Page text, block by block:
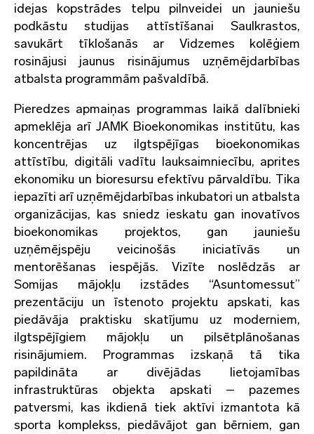
idejas kopstrādes telpu pilnveidei un jauniešu
podkāstu studijas attīstīšanai Saulkrastos,
savukārt tīklošanās ar Vidzemes kolēģiem
rosinājusi jaunus risinājumus uzņēmējdarbības
atbalsta programmām pašvaldībā.
Pieredzes apmaiņas programmas laikā dalībnieki
apmeklēja arī JAMK Bioekonomikas institūtu, kas
koncentrējas uz ilgtspējīgas bioekonomikas
attīstību, digitāli vadītu lauksaimniecību, aprites
ekonomiku un bioresursu efektīvu pārvaldību. Tika
iepazīti arī uzņēmējdarbības inkubatori un atbalsta
organizācijas, kas sniedz ieskatu gan inovatīvos
bioekonomikas projektos, gan jauniešu
uzņēmējspēju veicinošās iniciatīvās un
mentorēšanas iespējās. Vizīte noslēdzās ar
Somijas mājokļu izstādes “Asuntomessut”
prezentāciju un īstenoto projektu apskati, kas
piedāvāja praktisku skatījumu uz moderniem,
ilgtspējīgiem mājokļu un pilsētplānošanas
risinājumiem. Programmas izskaņā tā tika
papildināta ar divējādas lietojamības
infrastruktūras objekta apskati – pazemes
patversmi, kas ikdienā tiek aktīvi izmantota kā
sporta komplekss, piedāvājot gan bērniem, gan